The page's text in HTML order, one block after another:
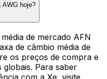
AWG hoje?
de mercado AFN
os preços de compra e
globais. Para saber
com a Xe, visite